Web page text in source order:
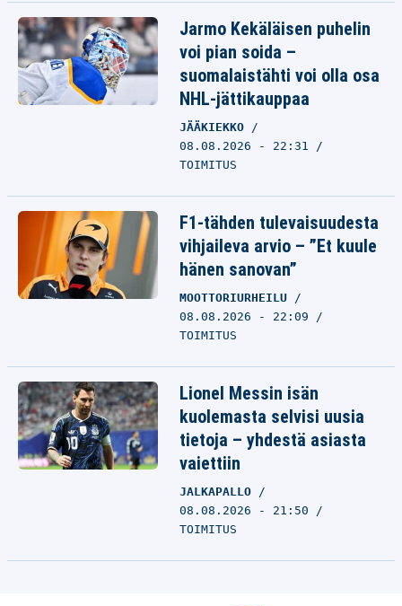
Jarmo Kekäläisen puhelin
voi pian soida –
suomalaistähti voi olla osa
NHL-jättikauppaa
JÄÄKIEKKO
08.08.2026 - 22:31
TOIMITUS
F1-tähden tulevaisuudesta
vihjaileva arvio – ”Et kuule
hänen sanovan”
MOOTTORIURHEILU
08.08.2026 - 22:09
TOIMITUS
Lionel Messin isän
kuolemasta selvisi uusia
tietoja – yhdestä asiasta
vaiettiin
JALKAPALLO
08.08.2026 - 21:50
TOIMITUS